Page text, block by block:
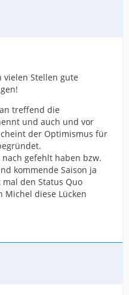
Stellen gute
treffend die
und auch und vor
der Optimismus für
gefehlt haben bzw.
kommende Saison ja
den Status Quo
Michel diese Lücken